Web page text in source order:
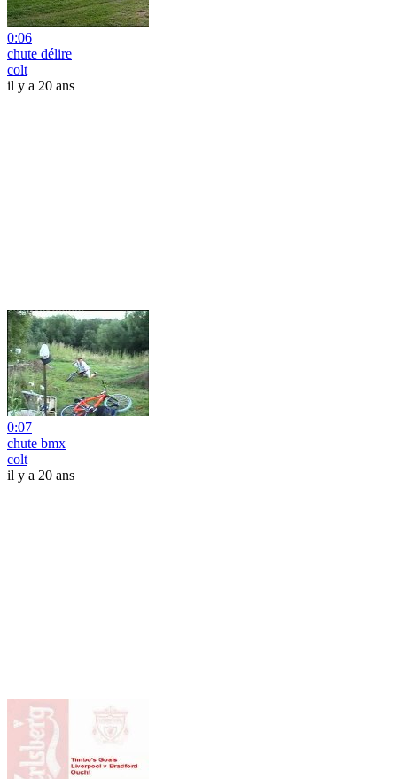
0:06
chute délire
colt
il y a 20 ans
0:07
chute bmx
colt
il y a 20 ans